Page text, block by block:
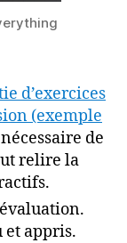
d’exercices
(exemple
de
relire la
et appris.